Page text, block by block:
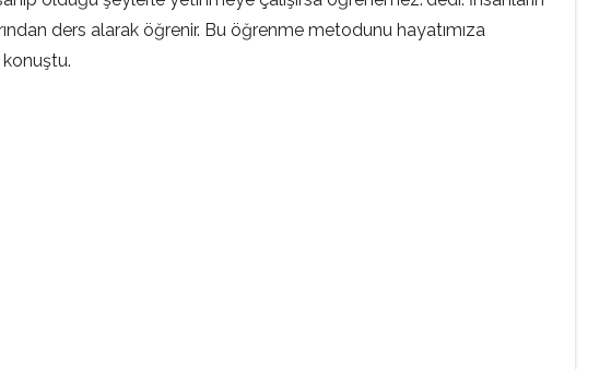
ders alarak öğrenir. Bu öğrenme metodunu hayatımıza
konuştu.